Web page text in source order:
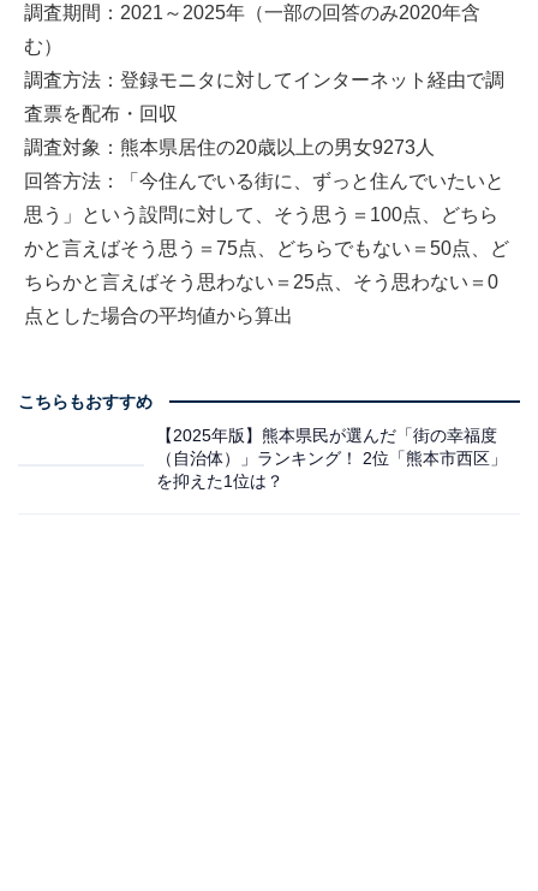
調査期間：2021～2025年（一部の回答のみ2020年含
む）
調査方法：登録モニタに対してインターネット経由で調
査票を配布・回収
調査対象：熊本県居住の20歳以上の男女9273人
回答方法：「今住んでいる街に、ずっと住んでいたいと
思う」という設問に対して、そう思う＝100点、どちら
かと言えばそう思う＝75点、どちらでもない＝50点、ど
ちらかと言えばそう思わない＝25点、そう思わない＝0
点とした場合の平均値から算出
こちらもおすすめ
【2025年版】熊本県民が選んだ「街の幸福度
（自治体）」ランキング！ 2位「熊本市西区」
を抑えた1位は？